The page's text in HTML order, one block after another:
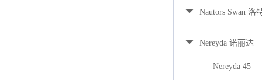
Nautors Swan 洛
Nereyda 诺丽达
Nereyda 45